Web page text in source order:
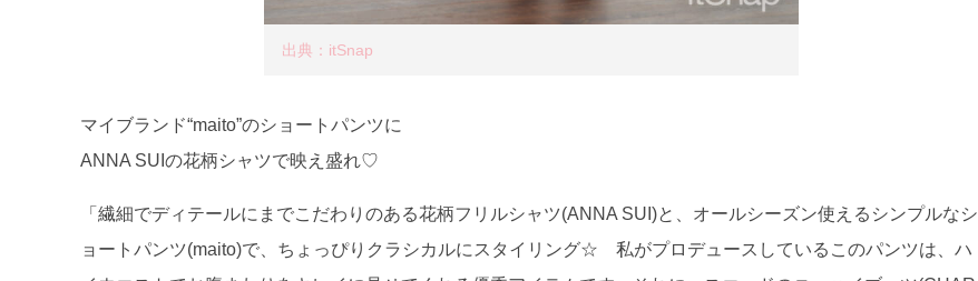
出典：itSnap
マイブランド“maito”のショートパンツに
ANNA SUIの花柄シャツで映え盛れ♡
「繊細でディテールにまでこだわりのある花柄フリルシャツ(ANNA SUI)と、オールシーズン使えるシンプルなシ
ョートパンツ(maito)で、ちょっぴりクラシカルにスタイリング☆ 私がプロデュースしているこのパンツは、ハ